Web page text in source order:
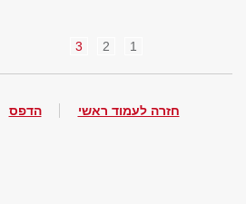
1
2
3
חזרה לעמוד ראשי הדפס